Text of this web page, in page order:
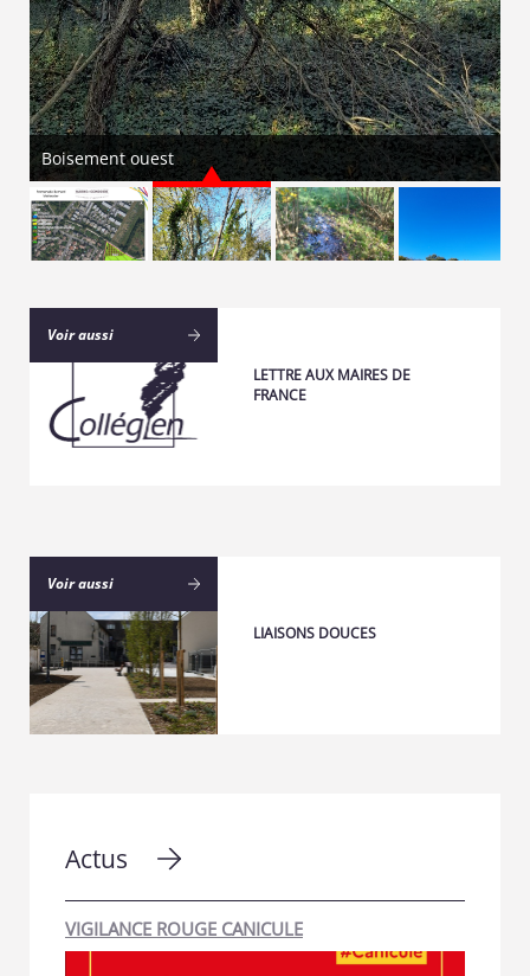
Boisement ouest
Voir aussi
LETTRE AUX MAIRES DE
FRANCE
Voir aussi
LIAISONS DOUCES
Actus
VIGILANCE ROUGE CANICULE